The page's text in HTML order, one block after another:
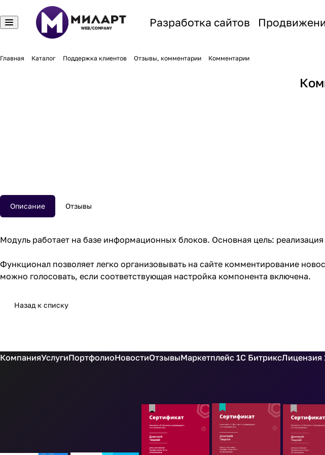
Разработка сайтов
Главная Каталог Поддержка клиентов Отзывы, комментарии Комментарии
Описание Отзывы
Модуль работает на базе информационных блоков. Основная цель:
Функционал позволяет легко организовывать на сайте комментирование
можно голосовать, если соответствующая настройка компонента включена.
Назад к списку
КомпанияУслугиПортфолиоНовостиОтзывыМаркетплейс 1С БитриксЛицензия